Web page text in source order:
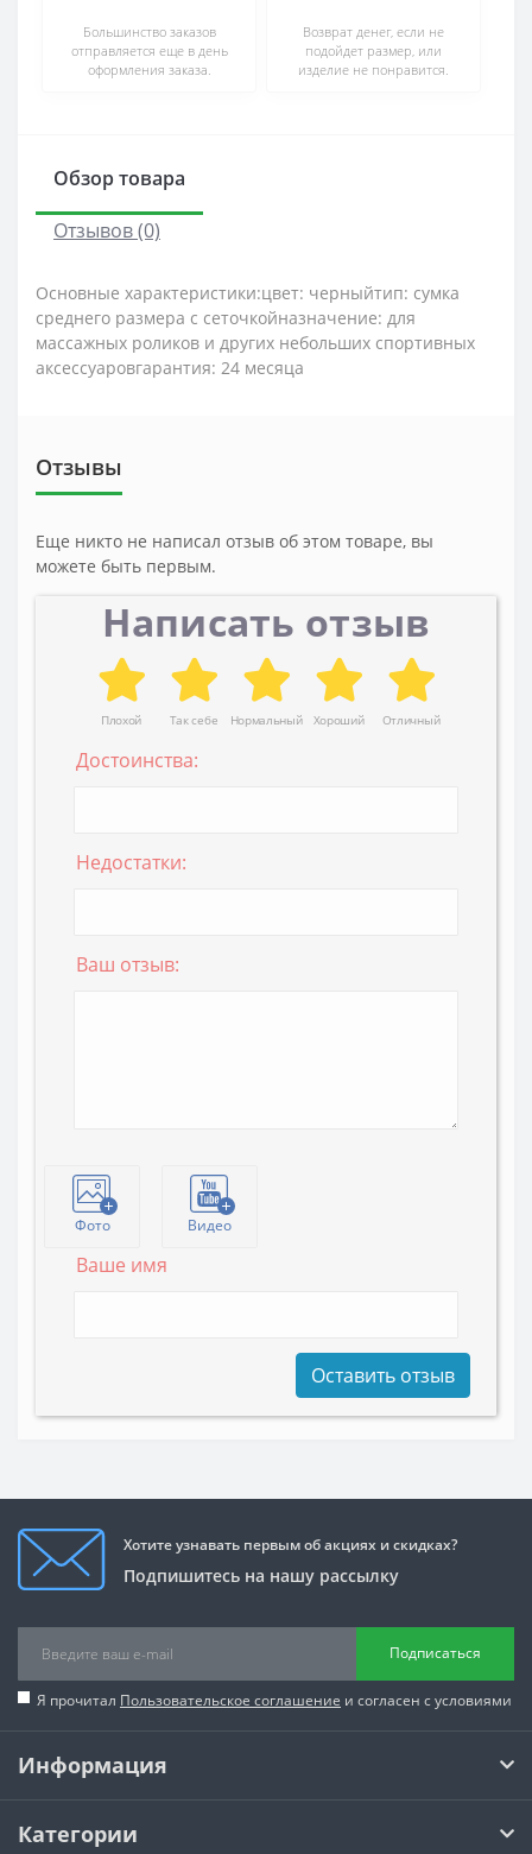
Большинство заказов
отправляется еще в день
оформления заказа.
Возврат денег, если не
подойдет размер, или
изделие не понравится.
Обзор товара
Отзывов (0)
Основные характеристики:цвет: черныйтип: сумка
среднего размера с сеточкойназначение: для
массажных роликов и других небольших спортивных
аксессуаровгарантия: 24 месяца
Отзывы
Еще никто не написал отзыв об этом товаре, вы
можете быть первым.
Написать отзыв
Плохой Так себе Нормальный Хороший Отличный
Достоинства:
Недостатки:
Ваш отзыв:
Фото Видео
Ваше имя
Оставить отзыв
Хотите узнавать первым об акциях и скидках?
Подпишитесь на нашу рассылку
Подписаться
Я прочитал Пользовательское соглашение и согласен с условиями
Информация
Категории